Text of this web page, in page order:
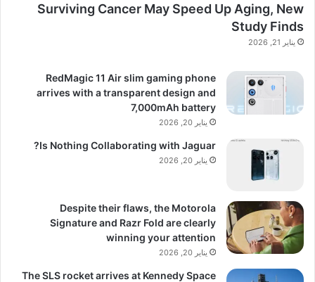
Surviving Cancer May Speed Up Aging, New
Study Finds
يناير 21, 2026
RedMagic 11 Air slim gaming phone
arrives with a transparent design and
7,000mAh battery
يناير 20, 2026
Is Nothing Collaborating with Jaguar?
يناير 20, 2026
Despite their flaws, the Motorola
Signature and Razr Fold are clearly
winning your attention
يناير 20, 2026
The SLS rocket arrives at Kennedy Space